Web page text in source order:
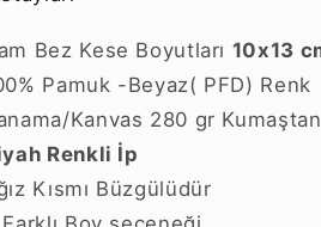
Bez Kese Boyutları 10x13
Pamuk -Beyaz( PFD) Renk
Kanvas 280 gr
Renkli İp
Kısmı Büzgülüdür